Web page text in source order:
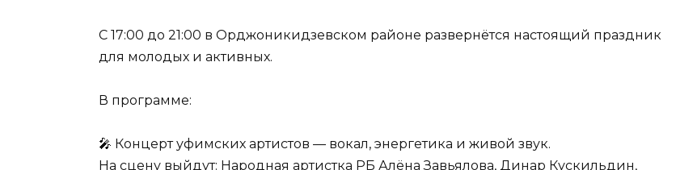
С 17:00 до 21:00 в Орджоникидзевском районе развернётся настоящий праздник
для молодых и активных.
В программе:
🎤 Концерт уфимских артистов — вокал, энергетика и живой звук.
На сцену выйдут: Народная артистка РБ Алёна Завьялова, Динар Кускильдин,